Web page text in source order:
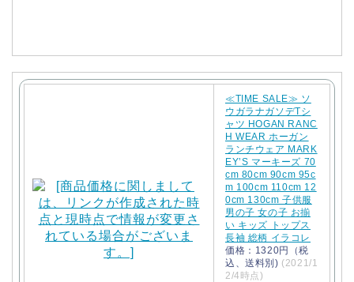
≪TIME SALE≫ ソ
ウガラナガソデTシ
ャツ HOGAN RANC
H WEAR ホーガン
ランチウェア MARK
EY’S マーキーズ 70
cm 80cm 90cm 95c
m 100cm 110cm 12
0cm 130cm 子供服
男の子 女の子 お揃
い キッズ トップス
長袖 総柄 イラコレ
価格：1320円（税
込、送料別) (2021/1
2/4時点)